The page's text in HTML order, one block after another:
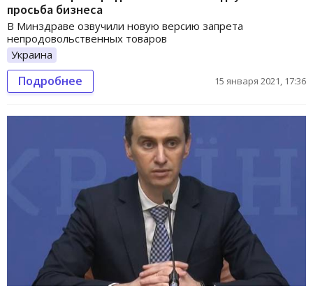
просьба бизнеса
В Минздраве озвучили новую версию запрета
непродовольственных товаров
Украина
Подробнее 15 января 2021, 17:36